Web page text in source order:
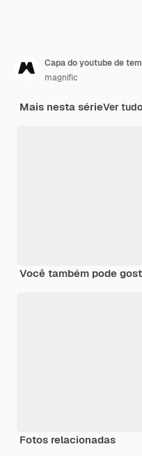
Capa do youtube de
magnific
Mais nesta sérieVer tudo
Você também pode
Fotos relacionadas